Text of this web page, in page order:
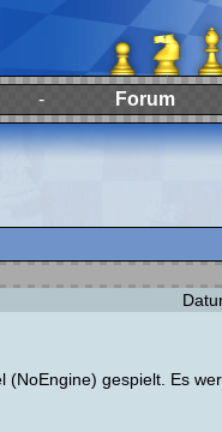
- Forum
(NoEngine) gespielt. Es